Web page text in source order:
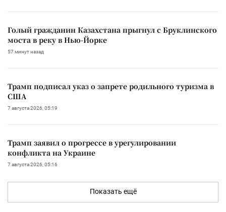
Голый гражданин Казахстана прыгнул с Бруклинского
моста в реку в Нью-Йорке
57 минут назад
Трамп подписал указ о запрете родильного туризма в
США
7 августа 2026, 05:19
Трамп заявил о прогрессе в урегулировании
конфликта на Украине
7 августа 2026, 05:16
Показать ещё